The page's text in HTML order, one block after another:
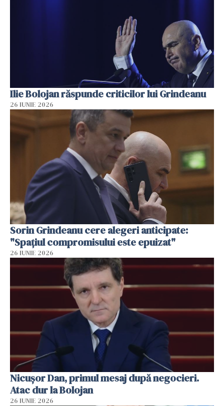
Ilie Bolojan răspunde criticilor lui Grindeanu
26 IUNIE 2026
Sorin Grindeanu cere alegeri anticipate:
"Spațiul compromisului este epuizat"
26 IUNIE 2026
Nicușor Dan, primul mesaj după negocieri.
Atac dur la Bolojan
26 IUNIE 2026